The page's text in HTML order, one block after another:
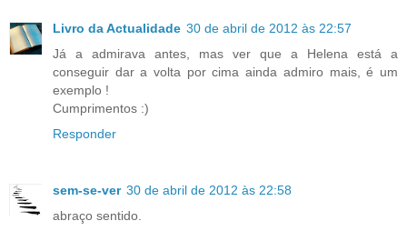
Livro da Actualidade 30 de abril de 2012 às 22:57
Já a admirava antes, mas ver que a Helena está a
conseguir dar a volta por cima ainda admiro mais, é um
exemplo !
Cumprimentos :)
Responder
sem-se-ver 30 de abril de 2012 às 22:58
abraço sentido.